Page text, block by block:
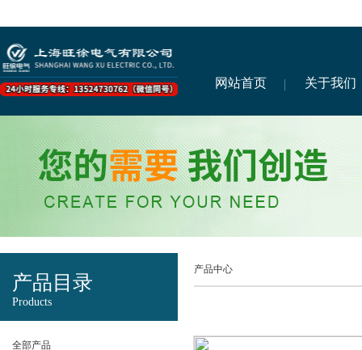
网站首页 关于我们
产品目录
Products
全部产品
产品中心